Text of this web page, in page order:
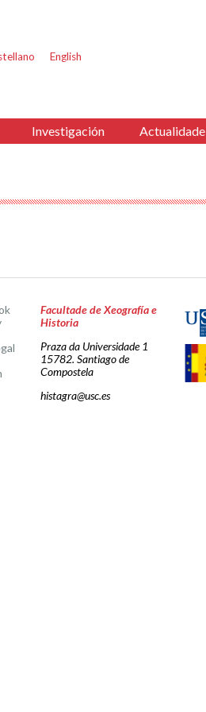
English
Investigación Actualidade
Facultade de Xeografía e
Historia
Praza da Universidade 1
15782. Santiago de
Compostela
histagra@usc.es